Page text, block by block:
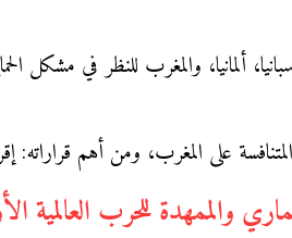
ألمانيا، والمغرب للنظر في مشكل
على المغرب، ومن أهم قراراته: